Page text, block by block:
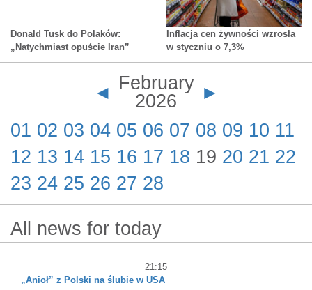
Donald Tusk do Polaków:
„Natychmiast opuście Iran”
Inflacja cen żywności wzrosła
w styczniu o 7,3%
◄ February
2026
►
01 02 03 04 05 06 07 08 09 10 11
12 13 14 15 16 17 18 19 20 21 22
23 24 25 26 27 28
All news for today
21:15
„Anioł” z Polski na ślubie w USA